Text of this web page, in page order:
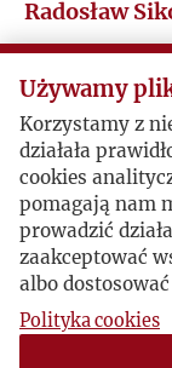
Radosław
Pytania do
Oxford, 1984-
Lista pytań do
widzenia
politycznej
Odpowiedzi na
Używamy
Korzystamy z
działała
cookies
pomagają nam
prowadzić
zaakceptować
albo
Polityka cookies